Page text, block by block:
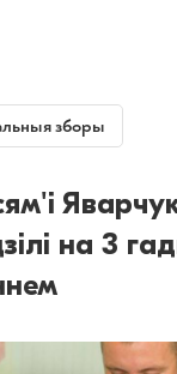
зборы
на 3